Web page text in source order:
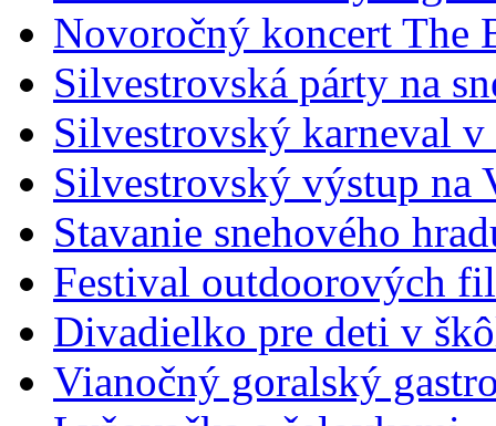
Novoročný koncert The
Silvestrovská párty na
Silvestrovský karneval
Silvestrovský výstup na
Stavanie snehového
Festival outdoorových
Divadielko pre deti v
Vianočný goralský